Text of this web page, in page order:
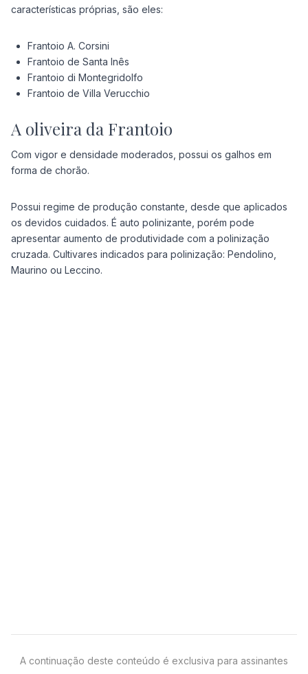
características próprias, são eles:
Frantoio A. Corsini
Frantoio de Santa Inês
Frantoio di Montegridolfo
Frantoio de Villa Verucchio
A oliveira da Frantoio
Com vigor e densidade moderados, possui os galhos em
forma de chorão.
Possui regime de produção constante, desde que aplicados
os devidos cuidados. É auto polinizante, porém pode
apresentar aumento de produtividade com a polinização
cruzada. Cultivares indicados para polinização: Pendolino,
Maurino ou Leccino.
A continuação deste conteúdo é exclusiva para assinantes